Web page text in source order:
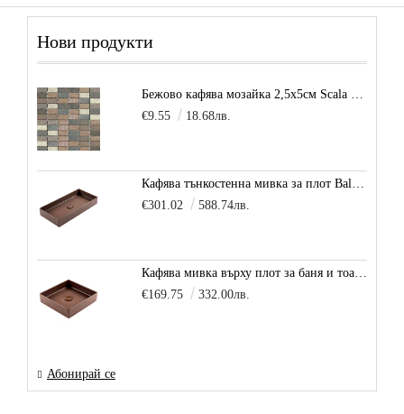
Нови продукти
€9.55
18.68лв.
€301.02
588.74лв.
Кафява мивка върху плот за баня и тоалетна Decente, цвят - карамел
€169.75
332.00лв.
Абонирай се